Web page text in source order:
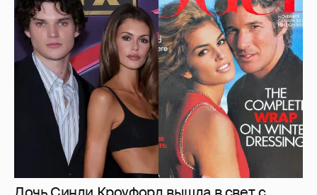
Дочь Синди Кроуфорд вышла в свет с
сыном её бывшего мужа Ричарда Гира
5